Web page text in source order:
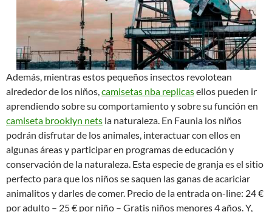
Además, mientras estos pequeños insectos revolotean
alrededor de los niños,camisetas nba replicasellos pueden ir
aprendiendo sobre su comportamiento y sobre su función en
camiseta brooklyn nets la naturaleza. En Faunia los niños
podrán disfrutar de los animales, interactuar con ellos en
algunas áreas y participar en programas de educación y
conservación de la naturaleza. Esta especie de granja es el sitio
perfecto para que los niños se saquen las ganas de acariciar
animalitos y darles de comer. Precio de la entrada on-line: 24 €
por adulto – 25 € por niño – Gratis niños menores 4 años. Y,